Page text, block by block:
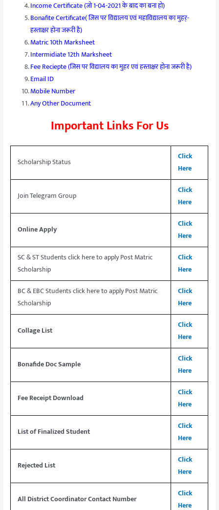
Income Certificate (जो 1-04-2021 के बाद का बना हो)
Bonafite Certificate( जिस पर विद्यालय एवं महाविद्यालय का मुहर्-
हस्ताक्षर होना जरूरी है)
Matric 10th Marksheet
Intermidiate 12th Marksheet
Fee Reciepte (जिस पर विद्यालय का मुहर एवं हस्ताक्षर होना जरूरी है)
Email ID
Mobile Number
Any Other Document
Important Links For Us
Scholarship Status
Click
Here
Join Telegram Group
Click
Here
Online Apply
Click
Here
SC & ST Students click here to apply Post Matric
Scholarship
Click
Here
BC & EBC Students click here to apply Post Matric
Scholarship
Click
Here
Collage List
Click
Here
Bonafide Doc Sample
Click
Here
Fee Receipt Download
Click
Here
List of Finalized Student
Click
Here
Rejected List
Click
Here
All District Coordinator Contact Number
Click
Here